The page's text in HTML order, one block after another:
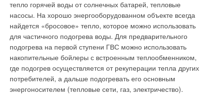
тепло горячей воды от солнечных батарей, тепловые
насосы. На хорошо энергооборудованном объекте всегда
найдется «бросовое» тепло, которое можно использовать
для частичного подогрева воды. Для предварительного
подогрева на первой ступени ГВС можно использовать
накопительные бойлеры с встроенным теплообменником,
где подогрев осуществляется от рекуперации тепла других
потребителей, а дальше подогревать его основным
энергоносителем (тепловые сети, газ, электричество).
Для термоблоков малой мощности (до 30 кВт) возможно
дистанционное управление посредством съемной цифровой
панели управления, являющейся одновременно датчиком
комнатной температуры и программируемым таймером.
Электронная плата от компании Siemens и имеющиеся в
качестве аксессуаров блоки управления позволяют